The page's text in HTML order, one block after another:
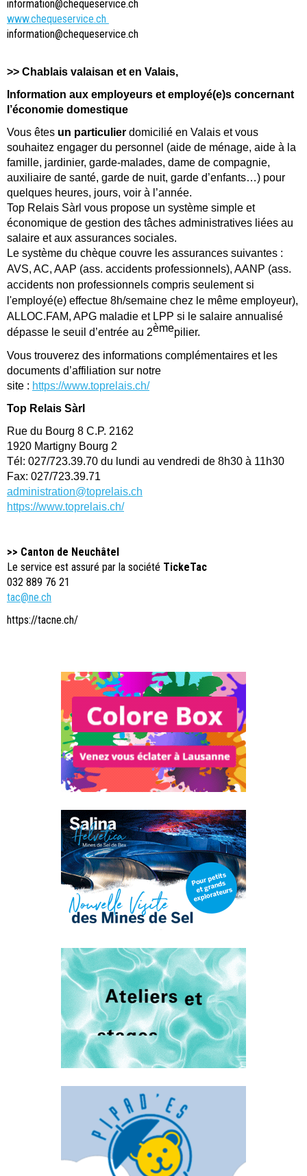
information@chequeservice.ch
www.chequeservice.ch
information@chequeservice.ch
>> Chablais valaisan et en Valais,
Information aux employeurs et employé(e)s concernant
l’économie domestique
Vous êtes un particulier domicilié en Valais et vous
souhaitez engager du personnel (aide de ménage, aide à la
famille, jardinier, garde-malades, dame de compagnie,
auxiliaire de santé, garde de nuit, garde d’enfants…) pour
quelques heures, jours, voir à l’année.
Top Relais Sàrl vous propose un système simple et
économique de gestion des tâches administratives liées au
salaire et aux assurances sociales.
Le système du chèque couvre les assurances suivantes :
AVS, AC, AAP (ass. accidents professionnels), AANP (ass.
accidents non professionnels compris seulement si
l'employé(e) effectue 8h/semaine chez le même employeur),
ALLOC.FAM, APG maladie et LPP si le salaire annualisé
dépasse le seuil d’entrée au 2èmepilier.
Vous trouverez des informations complémentaires et les
documents d’affiliation sur notre
site : https://www.toprelais.ch/
Top Relais Sàrl
Rue du Bourg 8 C.P. 2162
1920 Martigny Bourg 2
Tél: 027/723.39.70 du lundi au vendredi de 8h30 à 11h30
Fax: 027/723.39.71
administration@toprelais.ch
https://www.toprelais.ch/
>> Canton de Neuchâtel
Le service est assuré par la société TickeTac
032 889 76 21
tac@ne.ch
https://tacne.ch/